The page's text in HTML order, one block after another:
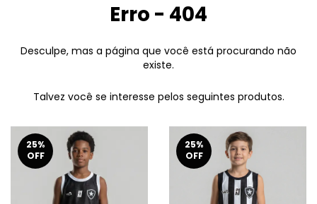
Erro - 404
Desculpe, mas a página que você está procurando não
existe.
Talvez você se interesse pelos seguintes produtos.
25%
OFF
25%
OFF